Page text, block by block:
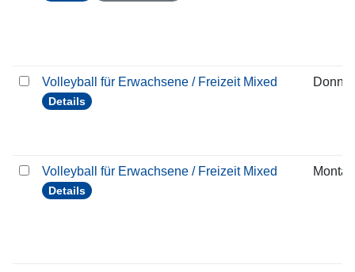
Volleyball für Erwachsene / Freizeit Mixed
Details
Volleyball für Erwachsene / Freizeit Mixed
Details
Montag